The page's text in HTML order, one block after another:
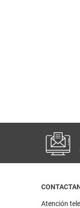
limpieza
otros
Atención